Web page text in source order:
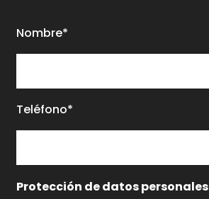
Nombre*
Teléfono*
Protección de datos personales